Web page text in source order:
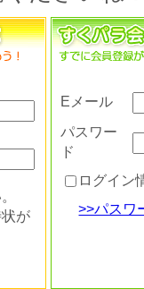
が
Eメール
パスワー
ド
ログイン
>>パスワ